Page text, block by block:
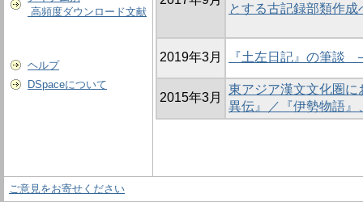
高頻度ダウンロード文献
ヘルプ
DSpaceについて
とする古記録部類作
2019年3月 『土左日記』の筆談
2015年3月
東アジア漢文文化圏
異伝』／『伊勢物語
ご意見をお寄せください